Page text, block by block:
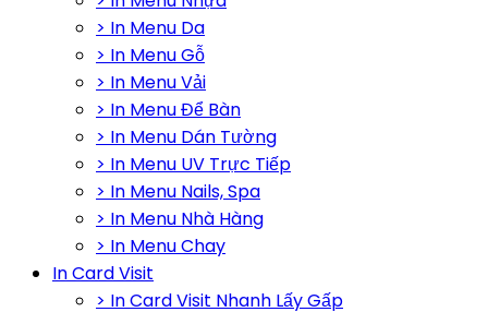
> In Menu Da
> In Menu Gỗ
> In Menu Vải
> In Menu Để Bàn
> In Menu Dán Tường
> In Menu UV Trực Tiếp
> In Menu Nails, Spa
> In Menu Nhà Hàng
> In Menu Chay
In Card Visit
> In Card Visit Nhanh Lấy Gấp